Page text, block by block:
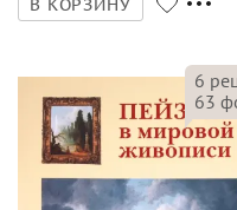
В КОРЗИНУ
6
63